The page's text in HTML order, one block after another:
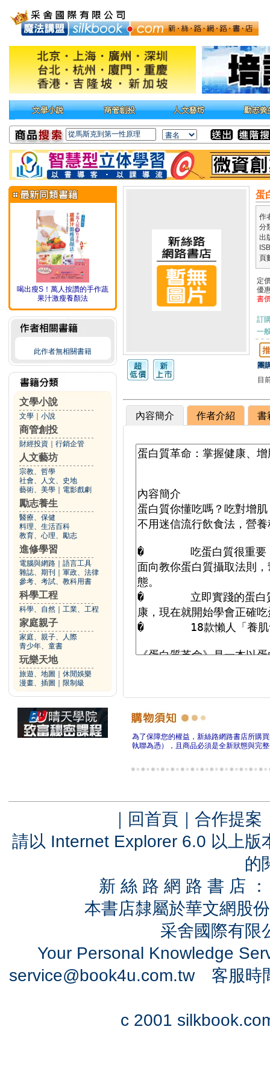
喝出瘦S！萬人按讚的手作蔬
果汁激瘦養顏法
此作者無相關書籍
文學小說
文學 小說
商管創投
財經投資 行銷企管
人文藝坊
宗教、哲學
社會、人文、史地
藝術、美學
電影戲劇
勵志養生
醫療、保健
料理、生活百科
教育、心理、勵志
進修學習
電腦與網路
語言工具
雜誌、期刊
軍政、法律
參考、考試、教科用書
科學工程
科學、自然 工業、工程
家庭親子
家庭、親子、人際
青少年、童書
玩樂天地
旅遊、地圖
休閒娛樂
漫畫、插圖
限制級
蛋
作
分
出
頁
定
優
書
訂
一
團
目
內容簡介 作者介紹 書
為了保障您的權益，新絲路網路書店所購
執聯為憑），且商品必須是全新狀態與完
｜ 回首頁 ｜ 合作提案
請以 Internet Explorer 6.0 以上
的
新 絲 路 網 路 書 店
本書店隸屬於華文網股
采舍國際有
Your Personal Knowledge
service@book4u.com.tw客服時
c 2001